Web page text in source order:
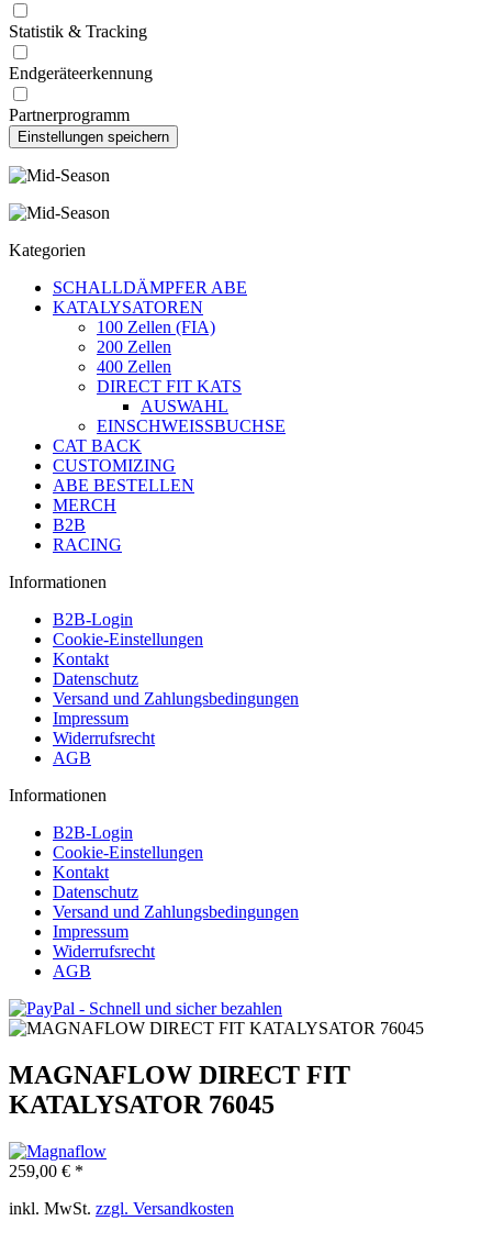
Statistik & Tracking
Endgeräteerkennung
Partnerprogramm
Kategorien
SCHALLDÄMPFER ABE
KATALYSATOREN
100 Zellen (FIA)
200 Zellen
400 Zellen
DIRECT FIT KATS
AUSWAHL
EINSCHWEISSBUCHSE
CAT BACK
CUSTOMIZING
ABE BESTELLEN
MERCH
B2B
RACING
Informationen
B2B-Login
Cookie-Einstellungen
Kontakt
Datenschutz
Versand und Zahlungsbedingungen
Impressum
Widerrufsrecht
AGB
Informationen
B2B-Login
Cookie-Einstellungen
Kontakt
Datenschutz
Versand und Zahlungsbedingungen
Impressum
Widerrufsrecht
AGB
MAGNAFLOW DIRECT FIT
KATALYSATOR 76045
259,00 € *
inkl. MwSt. zzgl. Versandkosten